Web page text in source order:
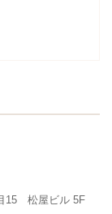
15 松屋ビル 5F